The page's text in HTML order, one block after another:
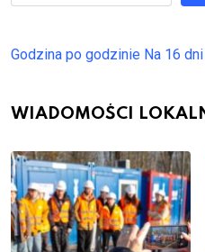
Godzina po godzinie Na 16 dni
WIADOMOŚCI